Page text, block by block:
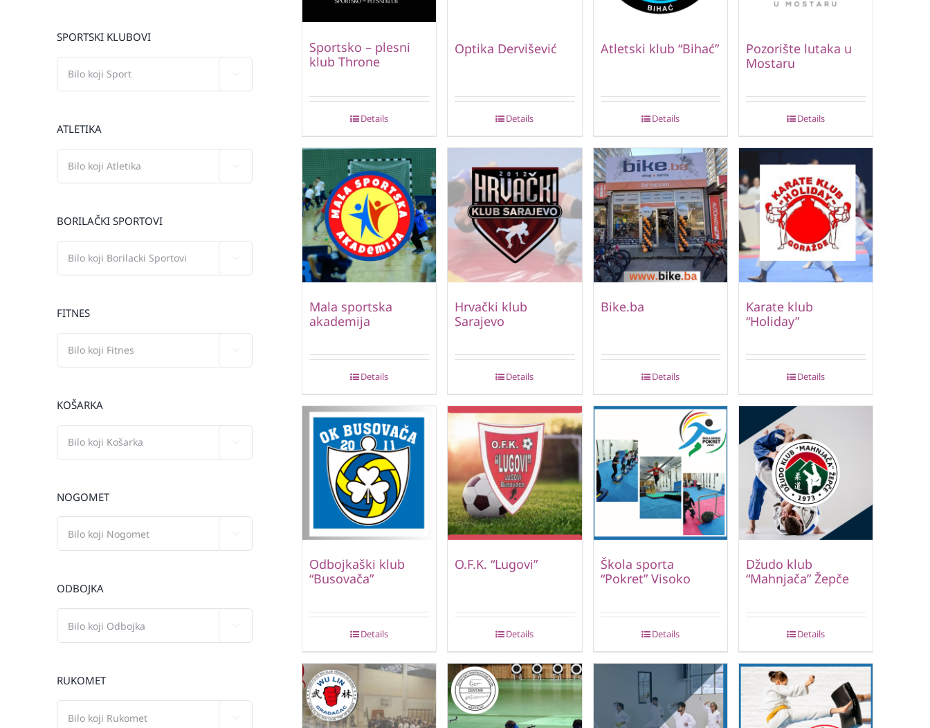
Sportsko – plesni
klub Throne
Details
Optika Dervišević
Details
Atletski klub “Bihać”
Details
Pozorište lutaka u
Mostaru
Details
Mala sportska
akademija
Details
Hrvački klub
Sarajevo
Details
Bike.ba
Details
Karate klub
“Holiday”
Details
Odbojkaški klub
“Busovača”
Details
O.F.K. “Lugovi”
Details
Škola sporta
“Pokret” Visoko
Details
Džudo klub
“Mahnjača” Žepče
Details
SPORTSKI KLUBOVI
ATLETIKA
BORILAČKI SPORTOVI
FITNES
KOŠARKA
NOGOMET
ODBOJKA
RUKOMET